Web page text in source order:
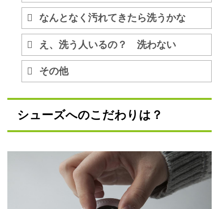
なんとなく汚れてきたら洗うかな
え、洗う人いるの？ 洗わない
その他
シューズへのこだわりは？